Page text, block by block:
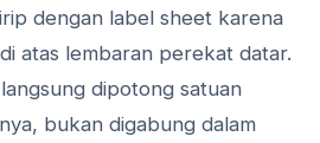
dengan label sheet karena
atas lembaran perekat datar.
dipotong satuan
bukan digabung dalam